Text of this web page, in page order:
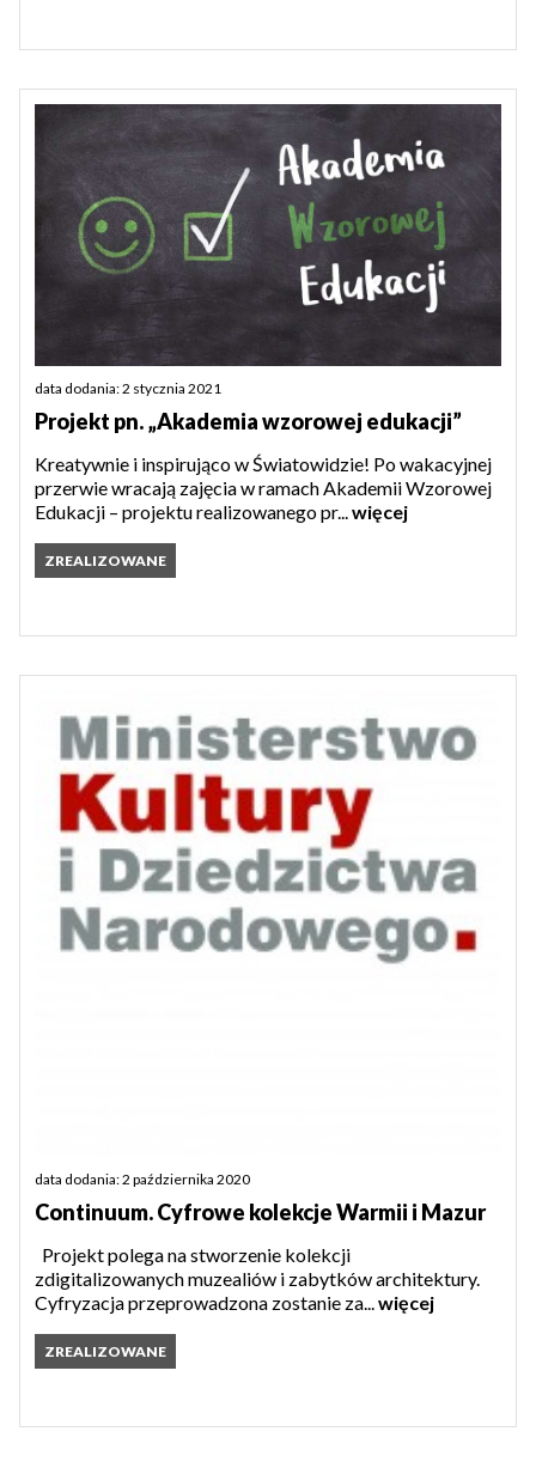
data dodania: 2 stycznia 2021
Projekt pn. „Akademia wzorowej edukacji”
Kreatywnie i inspirująco w Światowidzie! Po wakacyjnej
przerwie wracają zajęcia w ramach Akademii Wzorowej
Edukacji – projektu realizowanego pr...więcej
ZREALIZOWANE
data dodania: 2 października 2020
Continuum. Cyfrowe kolekcje Warmii i Mazur
Projekt polega na stworzenie kolekcji
zdigitalizowanych muzealiów i zabytków architektury.
Cyfryzacja przeprowadzona zostanie za...więcej
ZREALIZOWANE